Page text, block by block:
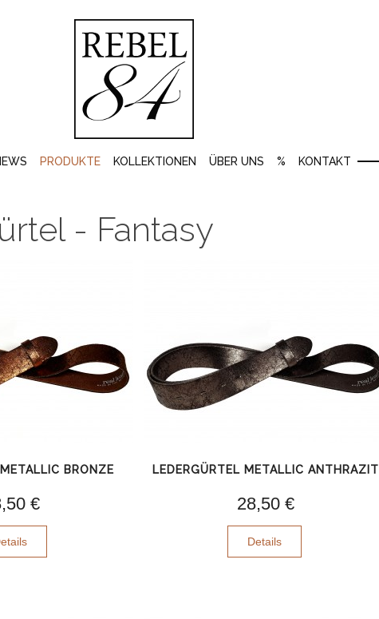
PRODUKTE KOLLEKTIONEN ÜBER UNS % KONTAKT
- Fantasy
BRONZE
€
LEDERGÜRTEL METALLIC ANTHRAZIT
28,50 €
Details